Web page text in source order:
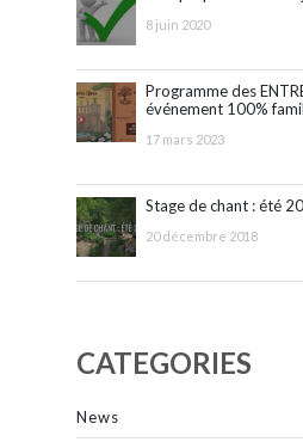
8 juin 2020
Programme des
événement 100%
17 mars 2023
Stage de chant : été
20 décembre 2018
CATEGORIES
News